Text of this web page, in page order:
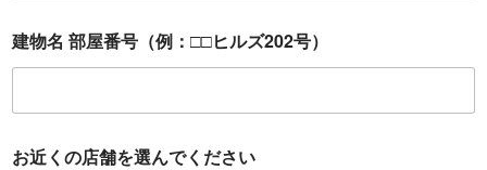
建物名 部屋番号（例：□□ヒルズ202号）
お近くの店舗を選んでください